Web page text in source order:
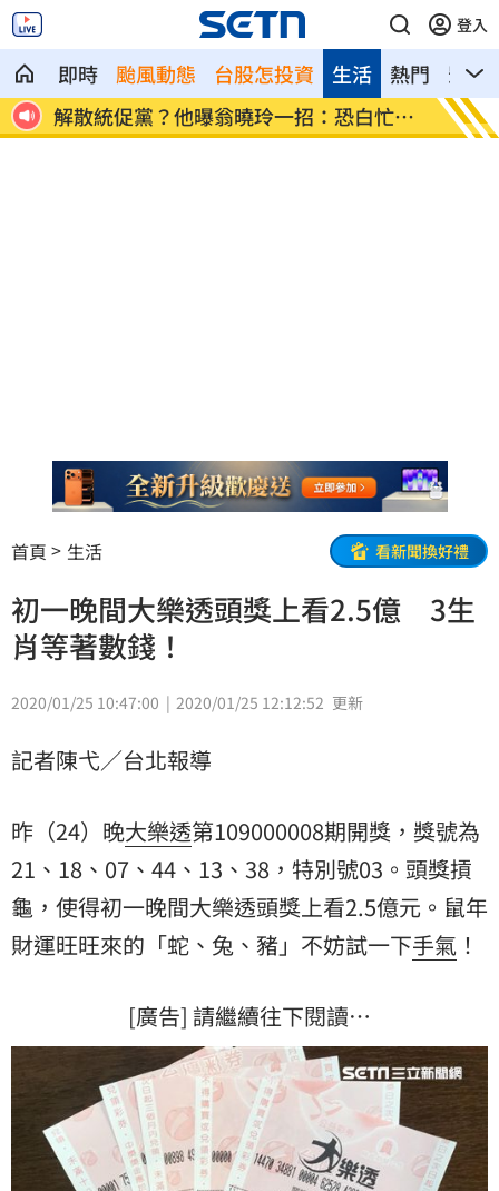
登入
即時 颱風動態 台股怎投資 熱門 影音
生活
解散統促黨？他曝翁曉玲一招：恐白忙一
場
疫苗
聲
首頁 生活 看新聞換好禮
初一晚間大樂透頭獎上看2.5億 3生
肖等著數錢！
2020/01/25 10:47:00 2020/01/25 12:12:52 更新
記者陳弋／台北報導
昨（24）晚大樂透第109000008期開獎，獎號為
21、18、07、44、13、38，特別號03。頭獎摃
龜，使得初一晚間大樂透頭獎上看2.5億元。鼠年
財運旺旺來的「蛇、兔、豬」不妨試一下手氣 ！
[廣告] 請繼續往下閱讀…